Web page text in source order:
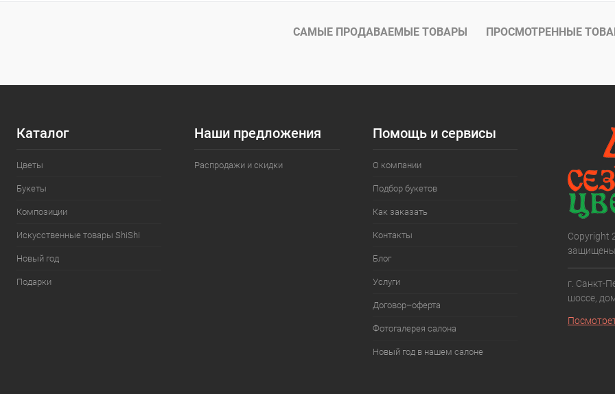
САМЫЕ ПРОДАВАЕМЫЕ ТОВАРЫ ПРОСМОТРЕННЫЕ
Каталог
Цветы
Букеты
Композиции
Искусственные товары ShiShi
Новый год
Подарки
Наши предложения
Распродажи и скидки
Помощь и сервисы
О компании
Подбор букетов
Как заказать
Контакты
Блог
Услуги
Договор–оферта
Фотогалерея салона
Новый год в нашем салоне
Copyright
г. Санкт-
шоссе,